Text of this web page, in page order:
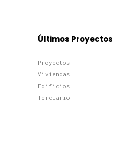
Últimos Proyectos
Proyectos
Viviendas
Edificios
Terciario